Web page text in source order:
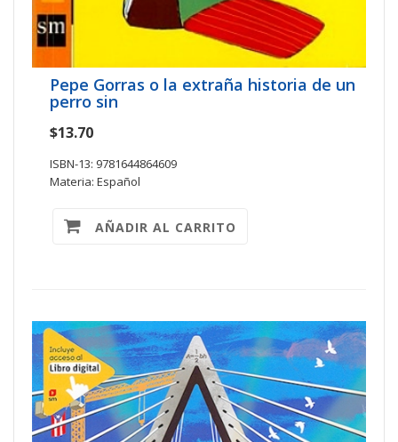
Pepe Gorras o la extraña historia de un
perro sin
$13.70
ISBN-13: 9781644864609
Materia: Español
AÑADIR AL CARRITO